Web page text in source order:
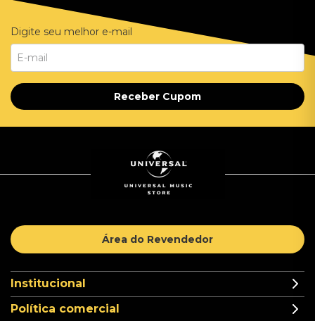
Digite seu melhor e-mail
Receber Cupom
Área do Revendedor
Institucional
Política comercial